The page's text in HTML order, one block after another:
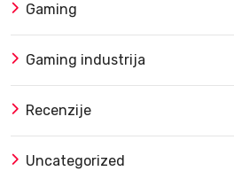
Gaming
Gaming industrija
Recenzije
Uncategorized